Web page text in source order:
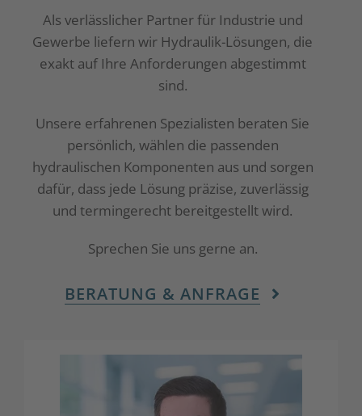
Als verlässlicher Partner für Industrie und
Gewerbe liefern wir Hydraulik-Lösungen, die
exakt auf Ihre Anforderungen abgestimmt
sind.
Unsere erfahrenen Spezialisten beraten Sie
persönlich, wählen die passenden
hydraulischen Komponenten aus und sorgen
dafür, dass jede Lösung präzise, zuverlässig
und termingerecht bereitgestellt wird.
Sprechen Sie uns gerne an.
BERATUNG & ANFRAGE